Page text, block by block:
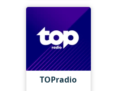
TOPradio